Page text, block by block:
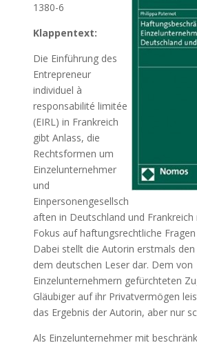
1380-6
Klappentext:
Die Einführung des
Entrepreneur
individuel à
responsabilité limitée
(EIRL) in Frankreich
gibt Anlass, die
Rechtsformen um
Einzelunternehmer
und
Einpersonengesellsch
aften in Deutschland und
Fokus auf haftungsrechtliche
Dabei stellt die Autorin erstmals den
dem deutschen Leser dar. Dem von
Einzelunternehmern gefürchteten
Gläubiger auf ihr Privatvermögen
das Ergebnis der Autorin, aber nur
Als Einzelunternehmer mit